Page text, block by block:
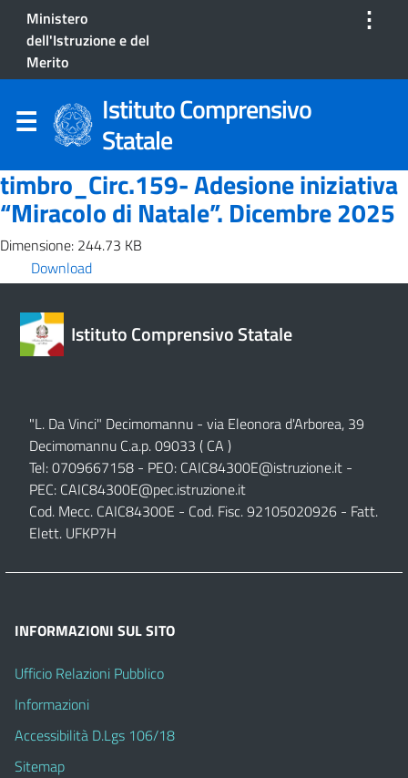
Ministero
dell'Istruzione e del
Merito
⋮
Istituto Comprensivo
Statale
timbro_Circ.159- Adesione iniziativa
“Miracolo di Natale”. Dicembre 2025
Dimensione: 244.73 KB
Download
Istituto Comprensivo Statale
"L. Da Vinci" Decimomannu - via Eleonora d'Arborea, 39
Decimomannu C.a.p. 09033 ( CA )
Tel: 0709667158 - PEO: CAIC84300E@istruzione.it -
PEC: CAIC84300E@pec.istruzione.it
Cod. Mecc. CAIC84300E - Cod. Fisc. 92105020926 - Fatt.
Elett. UFKP7H
INFORMAZIONI SUL SITO
Ufficio Relazioni Pubblico
Informazioni
Accessibilità D.Lgs 106/18
Sitemap